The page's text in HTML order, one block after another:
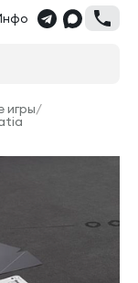
игры/